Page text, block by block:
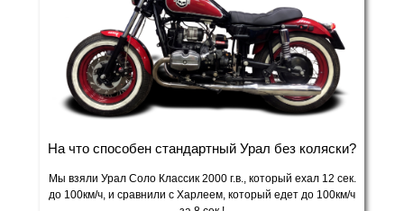
Мы взяли Урал Соло Классик 2000 г.в., который ехал 12 сек.
до 100км/ч, и сравнили с Харлеем, который едет до 100км/ч
На что способен стандартный Урал без коляски?